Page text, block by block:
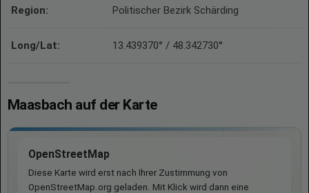
Region: Politischer Bezirk Schärding
Long/Lat: 13.439370° / 48.342730°
Maasbach auf der Karte
OpenStreetMap
Diese Karte wird erst nach Ihrer Zustimmung von
OpenStreetMap.org geladen. Mit Klick wird dann eine